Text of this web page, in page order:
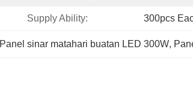
Supply Ability: 300pcs
Panel sinar matahari buatan LED 300W,